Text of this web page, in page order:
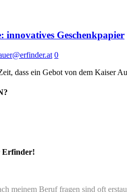
innovatives Geschenkpapier
0
dass ein Gebot von dem Kaiser
Erfinder!
meinem Beruf fragen sind oft